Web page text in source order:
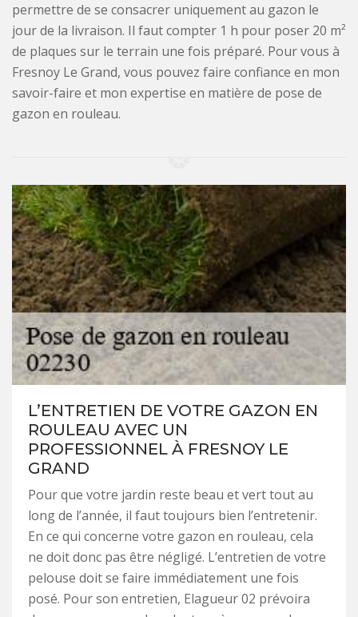
permettre de se consacrer uniquement au gazon le
jour de la livraison. Il faut compter 1 h pour poser 20 m²
de plaques sur le terrain une fois préparé. Pour vous à
Fresnoy Le Grand, vous pouvez faire confiance en mon
savoir-faire et mon expertise en matière de pose de
gazon en rouleau.
L’ENTRETIEN DE VOTRE GAZON EN
ROULEAU AVEC UN
PROFESSIONNEL À FRESNOY LE
GRAND
Pour que votre jardin reste beau et vert tout au
long de l’année, il faut toujours bien l’entretenir.
En ce qui concerne votre gazon en rouleau, cela
ne doit donc pas être négligé. L’entretien de votre
pelouse doit se faire immédiatement une fois
posé. Pour son entretien, Elagueur 02 prévoira